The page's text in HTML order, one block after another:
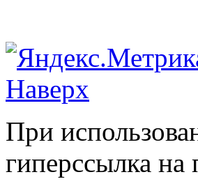
Наверх
При
гиперссылка на